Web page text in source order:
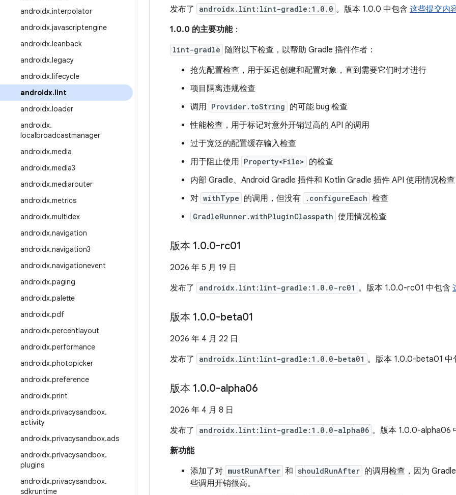
androidx.interpolator
androidx.javascriptengine
androidx.leanback
androidx.legacy
androidx.lifecycle
androidx.lint
androidx.loader
androidx.
localbroadcastmanager
androidx.media
androidx.media3
androidx.mediarouter
androidx.metrics
androidx.multidex
androidx.navigation
androidx.navigation3
androidx.navigationevent
androidx.paging
androidx.palette
androidx.pdf
androidx.percentlayout
androidx.performance
androidx.photopicker
androidx.preference
androidx.print
androidx.privacysandbox.
activity
androidx.privacysandbox.ads
androidx.privacysandbox.
plugins
androidx.privacysandbox.
sdkruntime
发布了
androidx.lint:lint-gradle:1.0.0 。版本 1.0.0 中包含 这些提交内
1.0.0 的主要功能：
lint-gradle
随附以下检查，以帮助 Gradle 插件作者：
抢先配置检查，用于延迟创建和配置对象，直到需要它们时才进行
项目隔离违规检查
调用 Provider.toString 的可能 bug 检查
性能检查，用于标记对意外开销过高的 API 的调用
过于宽泛的配置缓存输入检查
用于阻止使用 Property<File> 的检查
内部 Gradle、Android Gradle 插件和 Kotlin Gradle 插件 API 使用情况检查
对 withType 的调用，但没有 .configureEach 检查
GradleRunner.withPluginClasspath 使用情况检查
版本 1.0.0-rc01
2026 年 5 月 19 日
发布了
androidx.lint:lint-gradle:1.0.0-rc01 。版本 1.0.0-rc01 中包含
版本 1.0.0-beta01
2026 年 4 月 22 日
发布了
androidx.lint:lint-gradle:1.0.0-beta01 。版本 1.0.0-beta01
版本 1.0.0-alpha06
2026 年 4 月 8 日
发布了
androidx.lint:lint-gradle:1.0.0-alpha06 。版本 1.0.0-alpha06
新功能
添加了对 mustRunAfter 和 shouldRunAfter 的调用检查，因为
些调用开销很高。